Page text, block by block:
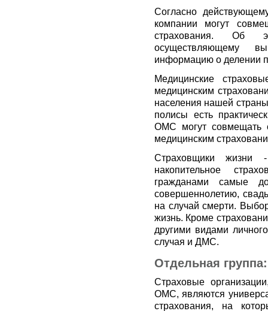
Согласно
компании могут
страхования. Об
осуществляющему
информацию о делении
Медицинские
медицинским
населения нашей
полисы есть
ОМС могут совмещать
медицинским
Страховщики жизни
накопительное
гражданами самые
совершеннолетию,
на случай смерти.
жизнь. Кроме
другими видами
случая и ДМС.
Отдельная
Страховые
ОМС, являются
страхования, на